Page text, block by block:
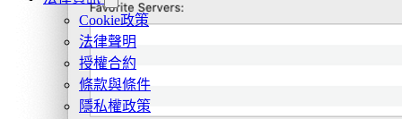
Cookie政策
法律聲明
授權合約
條款與條件
隱私權政策